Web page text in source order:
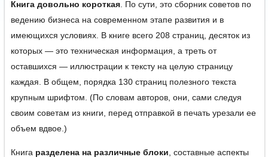
Книга довольно короткая . По сути, это сборник советов по
ведению бизнеса на современном этапе развития и в
имеющихся условиях. В книге всего 208 страниц, десяток из
которых — это техническая информация, а треть от
оставшихся — иллюстрации к тексту на целую страницу
каждая. В общем, порядка 130 страниц полезного текста
крупным шрифтом. (По словам авторов, они, сами следуя
своим советам из книги, перед отправкой в печать урезали ее
объем вдвое.)
Книга разделена на различные блоки , составные аспекты